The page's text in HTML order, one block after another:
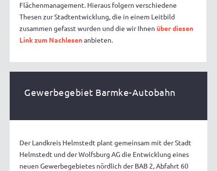
Flächenmanagement. Hieraus folgern verschiedene
Thesen zur Stadtentwicklung, die in einem Leitbild
zusammen gefasst wurden und die wir Ihnen über diesen
Link zum Nachlesenanbieten.
Gewerbegebiet Barmke-Autobahn
Der Landkreis Helmstedt plant gemeinsam mit der Stadt
Helmstedt und der Wolfsburg AG die Entwicklung eines
neuen Gewerbegebietes nördlich der BAB 2, Abfahrt 60